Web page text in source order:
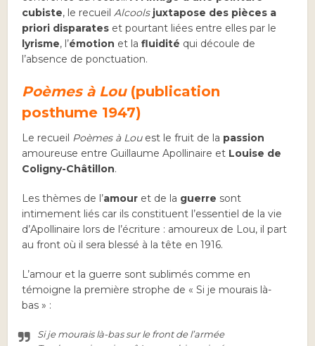
cubiste, le recueil Alcools juxtapose des pièces a
priori disparates et pourtant liées entre elles par le
lyrisme, l’émotion et lafluidité qui découle de
l’absence de ponctuation.
Poèmes à Lou(publication
posthume 1947)
Le recueil Poèmes à Louest le fruit de la passion
amoureuse entre Guillaume Apollinaire et Louise de
Coligny-Châtillon.
Les thèmes de l’amour et de la guerre sont
intimement liés car ils constituent l’essentiel de la vie
d’Apollinaire lors de l’écriture : amoureux de Lou, il part
au front où il sera blessé à la tête en 1916.
L’amour et la guerre sont sublimés comme en
témoigne la première strophe de « Si je mourais là-
bas » :
Si je mourais là-bas sur le front de l’armée